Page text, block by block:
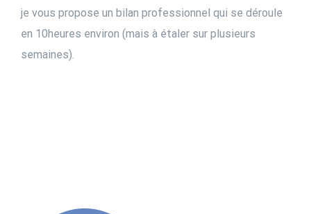
je vous propose un bilan professionnel qui se déroule
en 10heures environ (mais à étaler sur plusieurs
semaines).